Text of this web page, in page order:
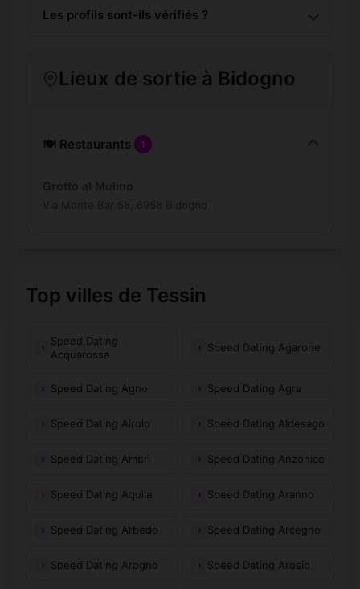
Les profils sont-ils vérifiés ?
Lieux de sortie à Bidogno
🍽️ Restaurants 1
Top villes de Tessin
Speed Dating
Acquarossa
Speed Dating Agarone
Speed Dating Agno Speed Dating Agra
Speed Dating Airolo Speed Dating Aldesago
Speed Dating Ambrì Speed Dating Anzonico
Speed Dating Aquila Speed Dating Aranno
Speed Dating Arbedo Speed Dating Arcegno
Speed Dating Arogno Speed Dating Arosio